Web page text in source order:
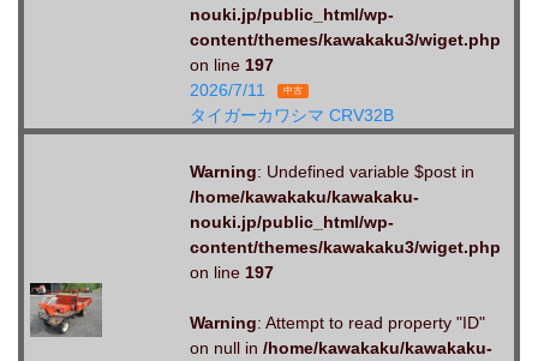
nouki.jp/public_html/wp-
content/themes/kawakaku3/wiget.php
on line 197
2026/7/11
中古
タイガーカワシマ CRV32B
Warning: Undefined variable $post in
/home/kawakaku/kawakaku-
nouki.jp/public_html/wp-
content/themes/kawakaku3/wiget.php
on line 197
Warning: Attempt to read property "ID"
on null in /home/kawakaku/kawakaku-